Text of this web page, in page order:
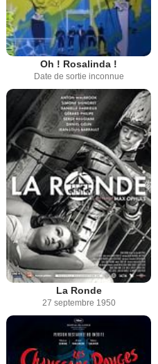
Oh ! Rosalinda !
Date de sortie inconnue
La Ronde
27 septembre 1950